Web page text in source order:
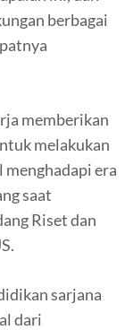
berbagai
memberikan
melakukan
era
saat
Riset dan
sarjana
dari